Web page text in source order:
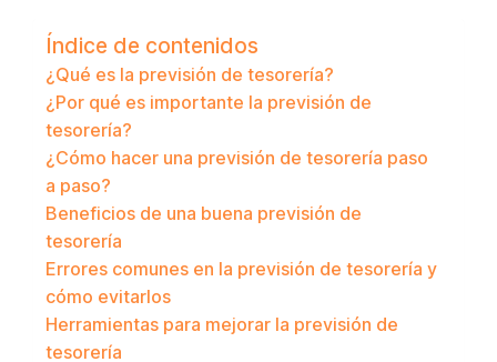
Índice de contenidos
¿Qué es la previsión de tesorería?
¿Por qué es importante la previsión de
tesorería?
¿Cómo hacer una previsión de tesorería paso
a paso?
Beneficios de una buena previsión de
tesorería
Errores comunes en la previsión de tesorería y
cómo evitarlos
Herramientas para mejorar la previsión de
tesorería